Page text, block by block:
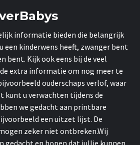
informatie bieden die belangrijk
een kinderwens heeft, zwanger bent
bent. Kijk ook eens bij de veel
extra informatie om nog meer te
ouderschaps verlof, waar
kunt u verwachten tijdens de
we gedacht aan printbare
een uitzet lijst. De
zeker niet ontbreken.Wij